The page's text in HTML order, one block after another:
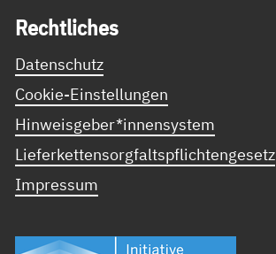
Recht­li­ches
Datenschutz
Cookie-Einstellungen
Hinweisgeber*innensystem
Lieferkettensorgfaltspflichtengesetz
Impressum